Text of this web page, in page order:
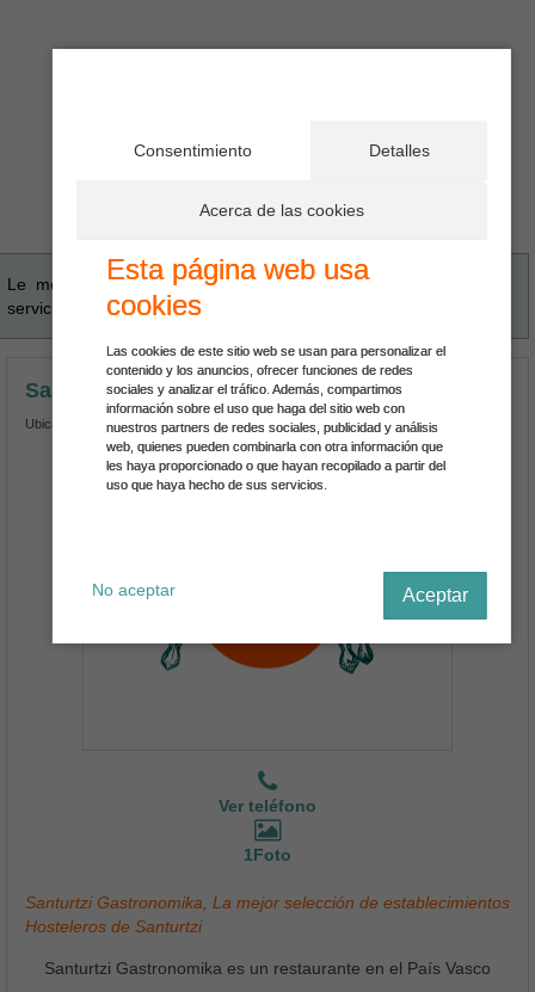
Le mostramos los mejores lugares gastronómicos que ofrecen
servicios paracomer en el País Vasco
Santurtzi Gastronomika
Ubicado en Bilbao
Ver teléfono
1Foto
Santurtzi Gastronomika, La mejor selección de establecimientos
Hosteleros de Santurtzi
Santurtzi Gastronomika es un restaurante en el País Vasco
Consentimiento Detalles
Acerca de las cookies
Esta página web usa
cookies
Las cookies de este sitio web se usan para personalizar el
contenido y los anuncios, ofrecer funciones de redes
sociales y analizar el tráfico. Además, compartimos
información sobre el uso que haga del sitio web con
nuestros partners de redes sociales, publicidad y análisis
web, quienes pueden combinarla con otra información que
les haya proporcionado o que hayan recopilado a partir del
uso que haya hecho de sus servicios.
No aceptar Aceptar